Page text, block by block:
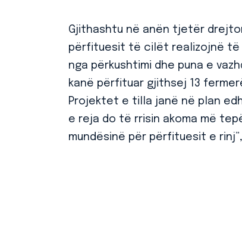
Gjithashtu në anën tjetër
përfituesit të cilët realizojnë të
nga përkushtimi dhe puna e
kanë përfituar gjithsej 13
Projektet e tilla janë në plan
e reja do të rrisin akoma më
mundësinë për përfituesit e